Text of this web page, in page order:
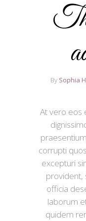
By Sophia
At vero eos
corrupti
excepturi
provident,
officia
laborum
quidem